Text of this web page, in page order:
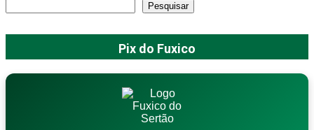
Pesquisar
Pix do Fuxico